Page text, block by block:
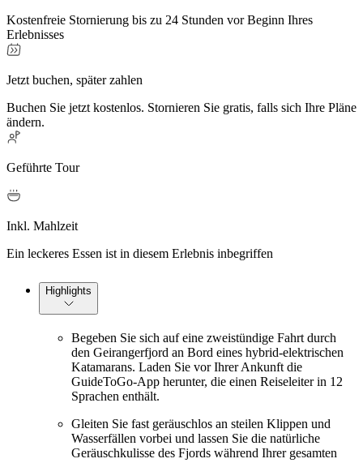
Kostenfreie Stornierung bis zu 24 Stunden vor Beginn Ihres
Erlebnisses
Jetzt buchen, später zahlen
Buchen Sie jetzt kostenlos. Stornieren Sie gratis, falls sich Ihre Pläne
ändern.
Geführte Tour
Inkl. Mahlzeit
Ein leckeres Essen ist in diesem Erlebnis inbegriffen
Highlights
Begeben Sie sich auf eine zweistündige Fahrt durch
den Geirangerfjord an Bord eines hybrid-elektrischen
Katamarans. Laden Sie vor Ihrer Ankunft die
GuideToGo-App herunter, die einen Reiseleiter in 12
Sprachen enthält.
Gleiten Sie fast geräuschlos an steilen Klippen und
Wasserfällen vorbei und lassen Sie die natürliche
Geräuschkulisse des Fjords während Ihrer gesamten